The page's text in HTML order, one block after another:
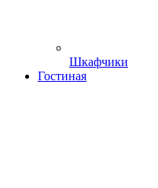
Шкафчики
Гостиная